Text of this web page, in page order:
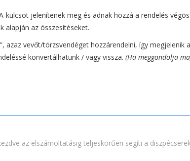
kulcsot jelenítenek meg és adnak hozzá a rendelés
alapján az összesítéseket.
azaz vevőt/törzsvendéget hozzárendelni, így
konvertálhatunk / vagy vissza. (Ha meggondolja
az elszámoltatásig teljeskörűen segíti a